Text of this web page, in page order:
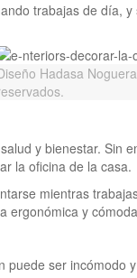
trabajas de día,
Hadasa
y bienestar. Sin
la oficina de la casa.
mientras
ergonómica y
ser incómodo